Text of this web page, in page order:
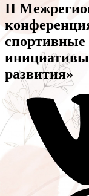
II
развития»